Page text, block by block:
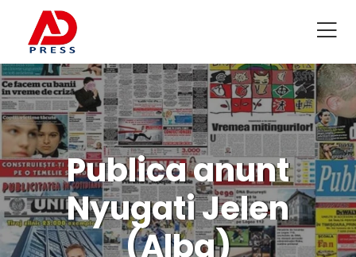
Publica anunt
Nyugati Jelen
(Alba)